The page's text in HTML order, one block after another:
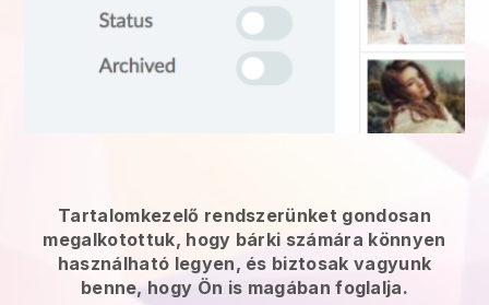
Tartalomkezelő rendszerünket gondosan
megalkotottuk, hogy bárki számára könnyen
használható legyen, és biztosak vagyunk
benne, hogy Ön is magában foglalja.